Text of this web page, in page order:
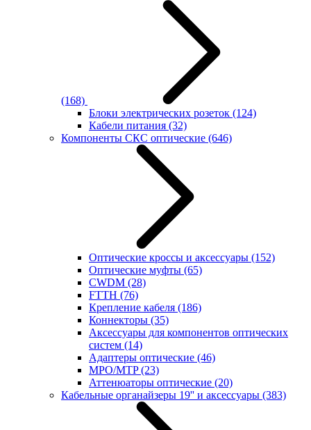
(168)
Блоки электрических розеток (124)
Кабели питания (32)
Компоненты СКС оптические (646)
Оптические кроссы и аксессуары (152)
Оптические муфты (65)
CWDM (28)
FTTH (76)
Крепление кабеля (186)
Коннекторы (35)
Аксессуары для компонентов оптических
систем (14)
Адаптеры оптические (46)
MPO/MTP(23)
Аттенюаторы оптические (20)
Кабельные органайзеры 19'' и аксессуары (383)